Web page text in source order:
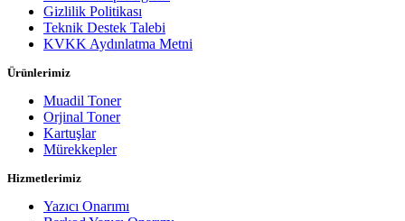
Gizlilik Politikası
Teknik Destek Talebi
KVKK Aydınlatma Metni
Ürünlerimiz
Muadil Toner
Orjinal Toner
Kartuşlar
Mürekkepler
Hizmetlerimiz
Yazıcı Onarımı